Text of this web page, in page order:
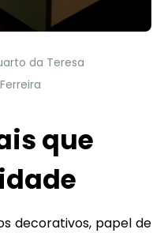
da Teresa
que
decorativos, papel de